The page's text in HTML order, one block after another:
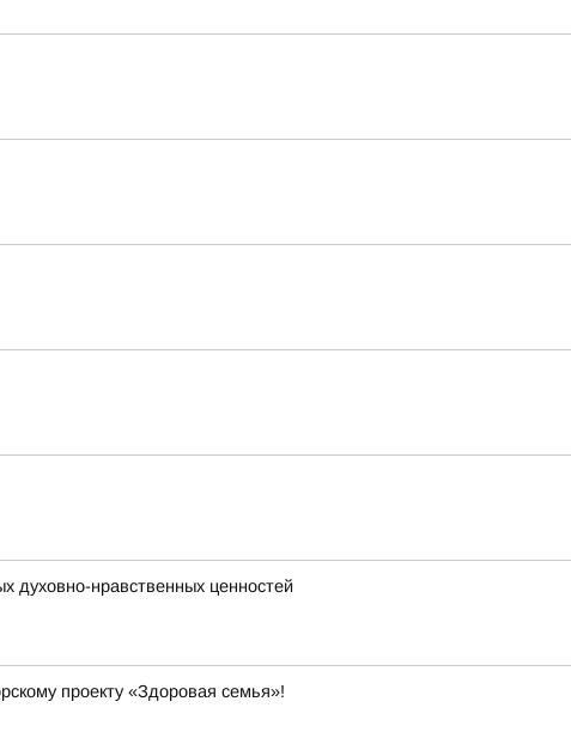
духовно-нравственных ценностей
проекту «Здоровая семья»!